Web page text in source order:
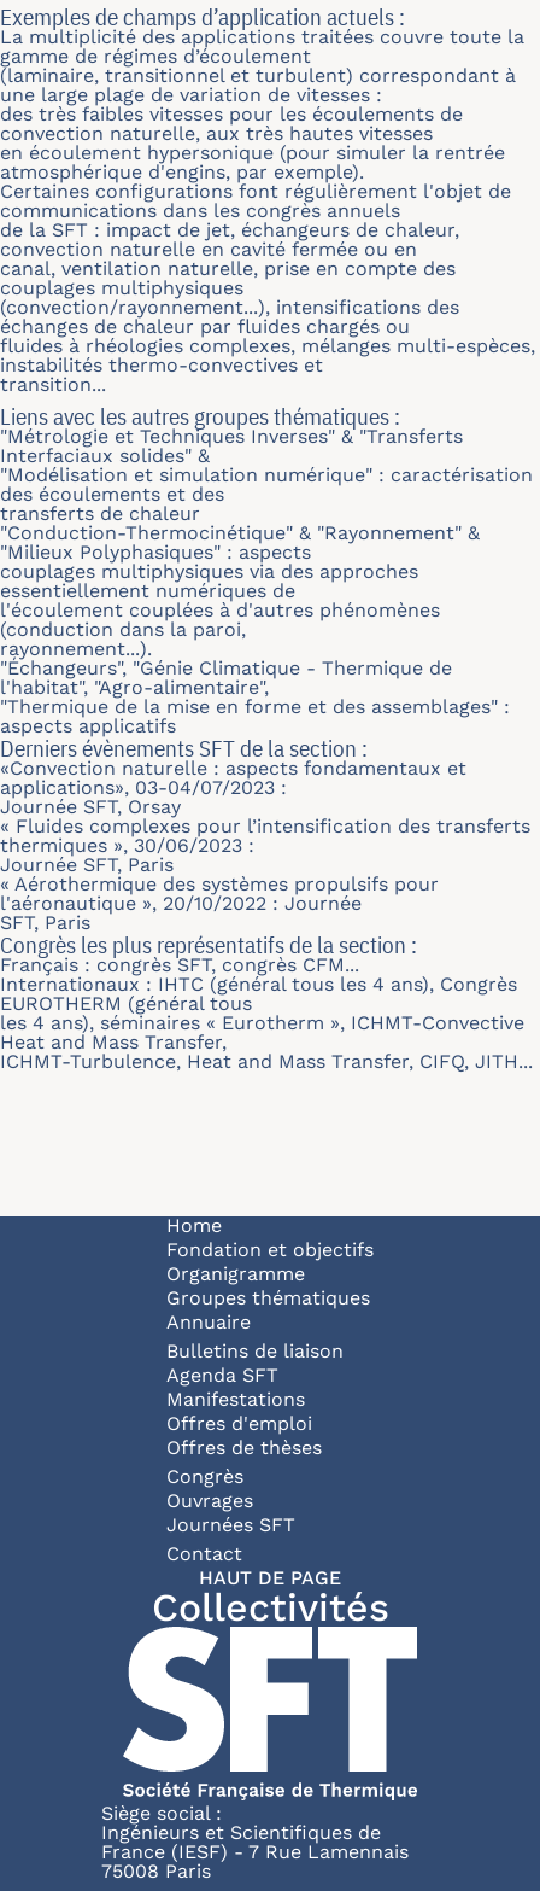
Exemples de champs d’application actuels :
La multiplicité des applications traitées couvre toute la
gamme de régimes d’écoulement
(laminaire, transitionnel et turbulent) correspondant à
une large plage de variation de vitesses :
des très faibles vitesses pour les écoulements de
convection naturelle, aux très hautes vitesses
en écoulement hypersonique (pour simuler la rentrée
atmosphérique d'engins, par exemple).
Certaines configurations font régulièrement l'objet de
communications dans les congrès annuels
de la SFT : impact de jet, échangeurs de chaleur,
convection naturelle en cavité fermée ou en
canal, ventilation naturelle, prise en compte des
couplages multiphysiques
(convection/rayonnement...), intensifications des
échanges de chaleur par fluides chargés ou
fluides à rhéologies complexes, mélanges multi-espèces,
instabilités thermo-convectives et
transition...
Liens avec les autres groupes thématiques :
"Métrologie et Techniques Inverses" & "Transferts
Interfaciaux solides" &
"Modélisation et simulation numérique" : caractérisation
des écoulements et des
transferts de chaleur
"Conduction-Thermocinétique" & "Rayonnement" &
"Milieux Polyphasiques" : aspects
couplages multiphysiques via des approches
essentiellement numériques de
l'écoulement couplées à d'autres phénomènes
(conduction dans la paroi,
rayonnement...).
"Échangeurs", "Génie Climatique - Thermique de
l'habitat", "Agro-alimentaire",
"Thermique de la mise en forme et des assemblages" :
aspects applicatifs
Derniers évènements SFT de la section :
«Convection naturelle : aspects fondamentaux et
applications», 03-04/07/2023 :
Journée SFT, Orsay
« Fluides complexes pour l’intensification des transferts
thermiques », 30/06/2023 :
Journée SFT, Paris
« Aérothermique des systèmes propulsifs pour
l'aéronautique », 20/10/2022 : Journée
SFT, Paris
Congrès les plus représentatifs de la section :
Français : congrès SFT, congrès CFM...
Internationaux : IHTC (général tous les 4 ans), Congrès
EUROTHERM (général tous
les 4 ans), séminaires « Eurotherm », ICHMT-Convective
Heat and Mass Transfer,
ICHMT-Turbulence, Heat and Mass Transfer, CIFQ, JITH...
Navigation principale
Home
Fondation et objectifs
Organigramme
Groupes thématiques
Annuaire
Bulletins de liaison
Agenda SFT
Manifestations
Offres d'emploi
Offres de thèses
Congrès
Ouvrages
Journées SFT
Pied de page
Contact
HAUT DE PAGE
Collectivités
Siège social :
Ingénieurs et Scientifiques de
France (IESF) - 7 Rue Lamennais
75008 Paris